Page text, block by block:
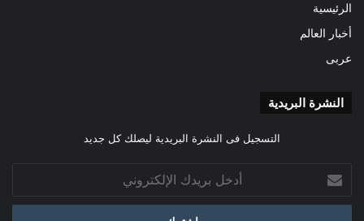
الرئيسية
أخبار العالم
عربى
النشرة البريدية
التسجيل فى النشرة البريدية ليصلك كل جديد
بريدك
الإلكتروني